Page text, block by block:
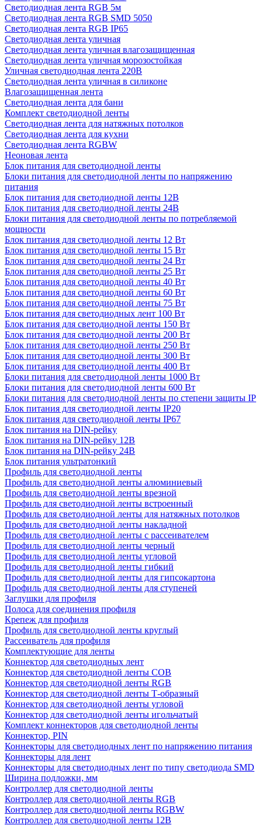
Светодиодная лента RGB 5м
Светодиодная лента RGB SMD 5050
Светодиодная лента RGB IP65
Светодиодная лента уличная
Светодиодная лента уличная влагозащищенная
Светодиодная лента уличная морозостойкая
Уличная светодиодная лента 220В
Светодиодная лента уличная в силиконе
Влагозащищенная лента
Светодиодная лента для бани
Комплект светодиодной ленты
Светодиодная лента для натяжных потолков
Светодиодная лента для кухни
Светодиодная лента RGBW
Неоновая лента
Блок питания для светодиодной ленты
Блоки питания для светодиодной ленты по напряжению
питания
Блок питания для светодиодной ленты 12В
Блок питания для светодиодной ленты 24В
Блоки питания для светодиодной ленты по потребляемой
мощности
Блок питания для светодиодной ленты 12 Вт
Блок питания для светодиодной ленты 15 Вт
Блок питания для светодиодной ленты 24 Вт
Блок питания для светодиодной ленты 25 Вт
Блок питания для светодиодной ленты 40 Вт
Блок питания для светодиодной ленты 60 Вт
Блок питания для светодиодной ленты 75 Вт
Блок питания для светодиодных лент 100 Вт
Блок питания для светодиодной ленты 150 Вт
Блок питания для светодиодной ленты 200 Вт
Блок питания для светодиодной ленты 250 Вт
Блок питания для светодиодной ленты 300 Вт
Блок питания для светодиодной ленты 400 Вт
Блоки питания для светодиодной ленты 1000 Вт
Блоки питания для светодиодной ленты 600 Вт
Блоки питания для светодиодной ленты по степени защиты IP
Блок питания для светодиодной ленты IP20
Блок питания для светодиодной ленты IP67
Блок питания на DIN-рейку
Блок питания на DIN-рейку 12В
Блок питания на DIN-рейку 24В
Блок питания ультратонкий
Профиль для светодиодной ленты
Профиль для светодиодной ленты алюминиевый
Профиль для светодиодной ленты врезной
Профиль для светодиодной ленты встроенный
Профиль для светодиодной ленты для натяжных потолков
Профиль для светодиодной ленты накладной
Профиль для светодиодной ленты с рассеивателем
Профиль для светодиодной ленты черный
Профиль для светодиодной ленты угловой
Профиль для светодиодной ленты гибкий
Профиль для светодиодной ленты для гипсокартона
Профиль для светодиодной ленты для ступеней
Заглушки для профиля
Полоса для соединения профиля
Крепеж для профиля
Профиль для светодиодной ленты круглый
Рассеиватель для профиля
Комплектующие для ленты
Коннектор для светодиодных лент
Коннектор для светодиодной ленты COB
Коннектор для светодиодной ленты RGB
Коннектор для светодиодной ленты Т-образный
Коннектор для светодиодной ленты угловой
Коннектор для светодиодной ленты игольчатый
Комплект коннекторов для светодиодной ленты
Коннектор, PIN
Коннекторы для светодиодных лент по напряжению питания
Коннекторы для лент
Коннекторы для светодиодных лент по типу светодиода SMD
Ширина подложки, мм
Контроллер для светодиодной ленты
Контроллер для светодиодной ленты RGB
Контроллер для светодиодной ленты RGBW
Контроллер для светодиодной ленты 12В